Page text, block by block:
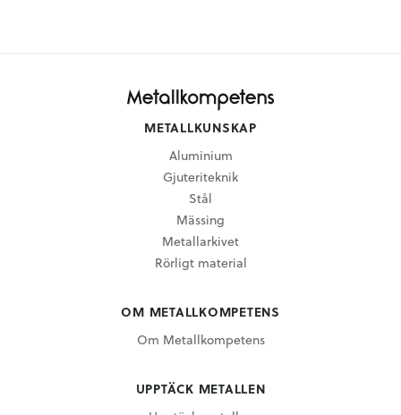
METALLKUNSKAP
Aluminium
Gjuteriteknik
Stål
Mässing
Metallarkivet
Rörligt material
OM METALLKOMPETENS
Om Metallkompetens
UPPTÄCK METALLEN